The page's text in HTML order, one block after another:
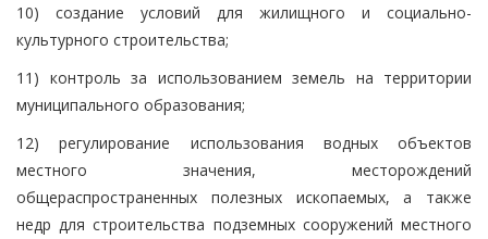
10) создание условий для жилищного и социально-
культурного строительства;
11) контроль за использованием земель на территории
муниципального образования;
12) регулирование использования водных объектов
местного значения, месторождений
общераспространенных полезных ископаемых, а также
недр для строительства подземных сооружений местного